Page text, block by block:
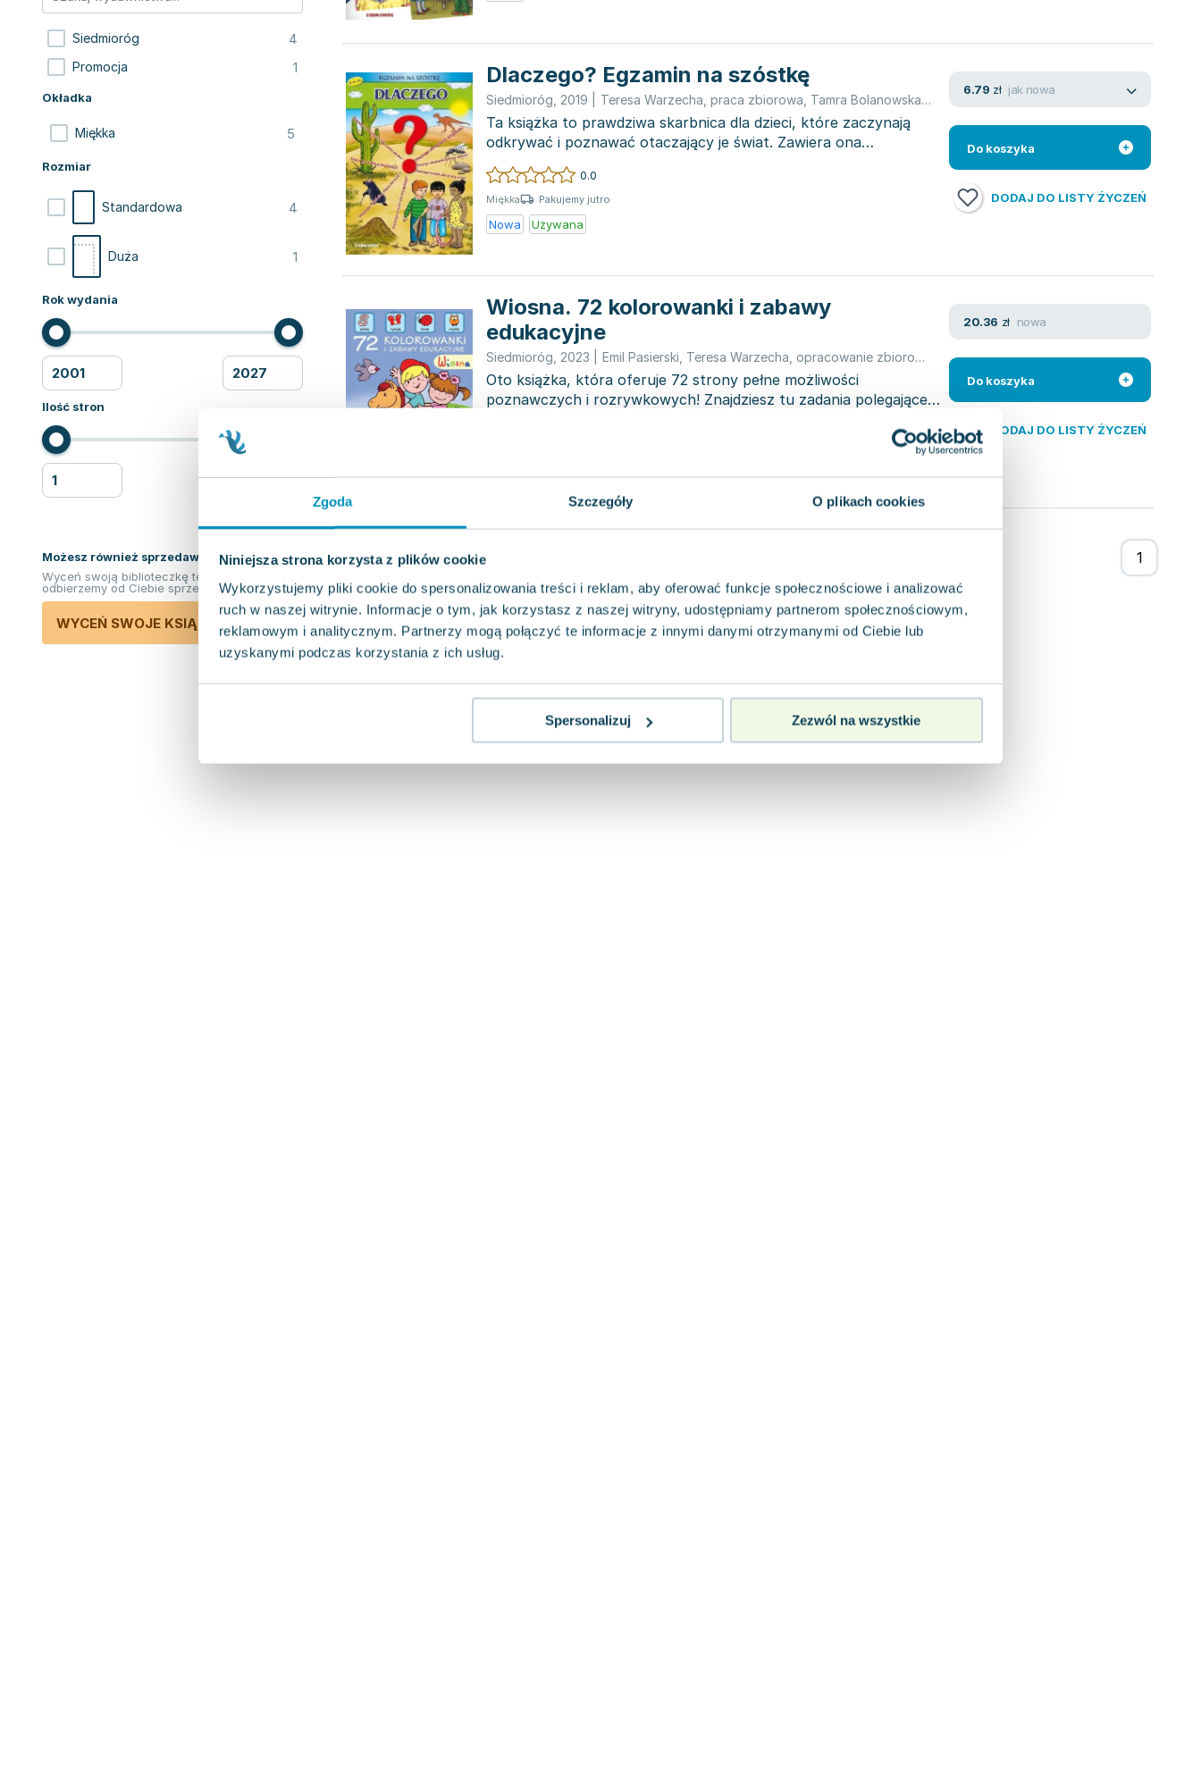
Zgoda Szczegóły O plikach cookies
Niniejsza strona korzysta z plików cookie
Wykorzystujemy pliki cookie do spersonalizowania treści i reklam, aby oferować funkcje społecznościowe i analizować
ruch w naszej witrynie. Informacje o tym, jak korzystasz z naszej witryny, udostępniamy partnerom społecznościowym,
reklamowym i analitycznym. Partnerzy mogą połączyć te informacje z innymi danymi otrzymanymi od Ciebie lub
uzyskanymi podczas korzystania z ich usług.
Spersonalizuj Zezwól na wszystkie
Siedmioróg 4
Promocja 1
Okładka
Miękka 5
Rozmiar
Standardowa 4
Duża 1
Rok wydania
Ilość stron
Możesz również sprzedawać ksiązki!
Wyceń swoją biblioteczkę teraz. Odkupimy i
odbierzemy od Ciebie sprzedane książki.
WYCEŃ SWOJE KSIĄŻKI
Dlaczego? Egzamin na szóstkę
Siedmioróg 2019 Teresa Warzecha praca zbiorowa Tamra Bolanowska,Marcin Siankiewicz Tamara Bołdak-Janowska
Ta książka to prawdziwa skarbnica dla dzieci, które zaczynają
odkrywać i poznawać otaczający je świat. Zawiera ona
intrygujące, za...
0.0
Miękka Pakujemy jutro
Nowa Używana
6.79 zł jak nowa
Do koszyka
DODAJ DO LISTY ŻYCZEŃ
Wiosna. 72 kolorowanki i zabawy
edukacyjne
Siedmioróg 2023 Emil Pasierski Teresa Warzecha opracowanie zbiorowe Tamara Bołdak-Janowska,Bolanowska
Oto książka, która oferuje 72 strony pełne możliwości
poznawczych i rozrywkowych! Znajdziesz tu zadania polegające
Nowa
20.36 zł nowa
Do koszyka
DODAJ DO LISTY ŻYCZEŃ